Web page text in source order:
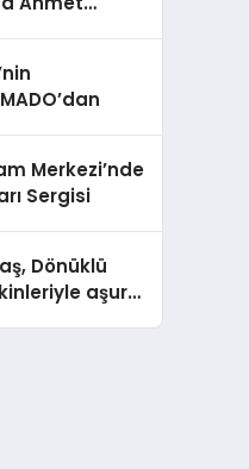
Merkezi’nde
Sergisi
Dönüklü
aşure